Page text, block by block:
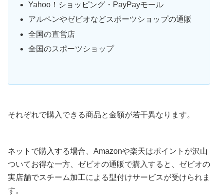
Yahoo！ショッピング・PayPayモール
アルペンやゼビオなどスポーツショップの通販
全国の直営店
全国のスポーツショップ
それぞれで購入できる商品と金額が若干異なります。
ネットで購入する場合、Amazonや楽天はポイントが沢山
ついてお得な一方、ゼビオの通販で購入すると、ゼビオの
実店舗でスチーム加工による型付けサービスが受けられま
す。